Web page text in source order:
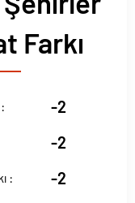
Farkı
-2
-2
: -2